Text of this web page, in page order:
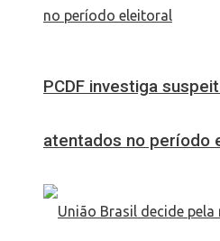
PCDF investiga
atentados no período